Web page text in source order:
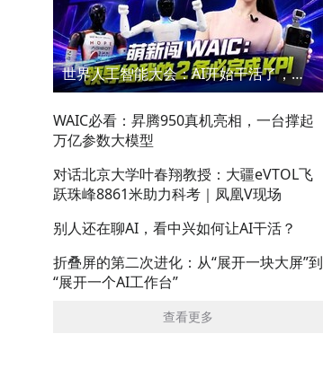
世界人工智能大会：AI开始干活了，但到底干的怎么样？萌新闯WAIC
WAIC必看：昇腾950真机亮相，一台撑起
万亿参数大模型
对话北京大学叶春翔教授：大疆eVTOL飞
跃珠峰8861米助力科考｜凤凰V现场
别人还在聊AI，看中兴如何让AI干活？
折叠屏的第二次进化：从“展开一块大屏”到
“展开一个AI工作台”
查看更多